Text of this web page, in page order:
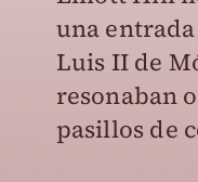
una
Luis II de
resonaban
pasillos de